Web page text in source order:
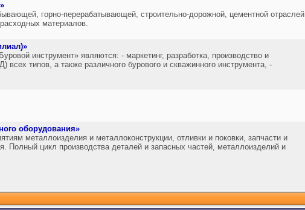
горно-перерабатывающей, строительно-дорожной, цементной отраслей
материалов.
инструмент» являются: - маркетинг, разработка, производство и
всех типов, а также различного бурового и скважинного инструмента, -
оборудования»
металлоизделия и металлоконструкции, отливки и поковки, запчасти и
Полный цикл производства деталей и запасных частей, металлоизделий и